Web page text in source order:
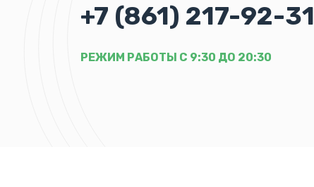
+7 (861) 217-92-31
РЕЖИМ РАБОТЫ С 9:30 ДО 20:30